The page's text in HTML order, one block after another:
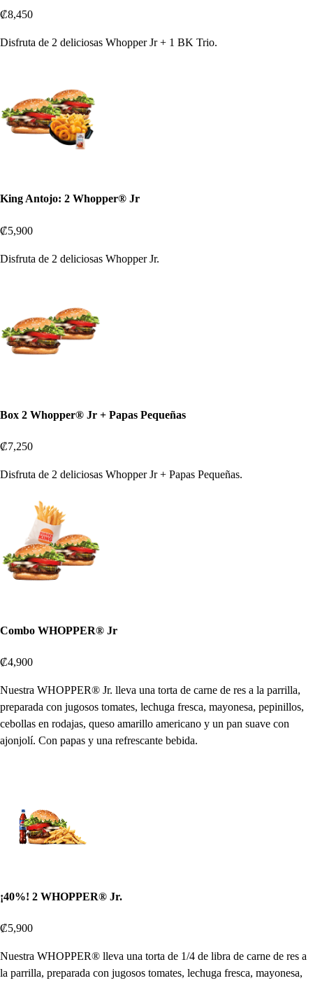
₡8,450
Disfruta de 2 deliciosas Whopper Jr + 1 BK Trio.
King Antojo: 2 Whopper® Jr
₡5,900
Disfruta de 2 deliciosas Whopper Jr.
Box 2 Whopper® Jr + Papas Pequeñas
₡7,250
Disfruta de 2 deliciosas Whopper Jr + Papas Pequeñas.
Combo WHOPPER® Jr
₡4,900
Nuestra WHOPPER® Jr. lleva una torta de carne de res a la parrilla,
preparada con jugosos tomates, lechuga fresca, mayonesa, pepinillos,
cebollas en rodajas, queso amarillo americano y un pan suave con
ajonjolí. Con papas y una refrescante bebida.
¡40%! 2 WHOPPER® Jr.
₡5,900
Nuestra WHOPPER® lleva una torta de 1/4 de libra de carne de res a
la parrilla, preparada con jugosos tomates, lechuga fresca, mayonesa,